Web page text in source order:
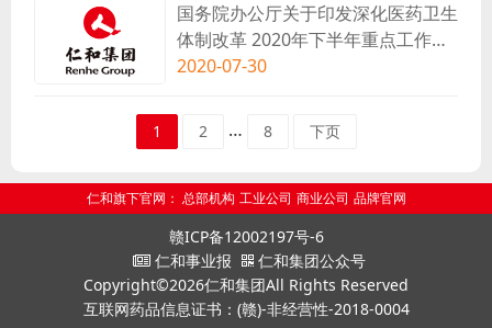
国务院办公厅关于印发深化医药卫生
体制改革 2020年下半年重点工作任
务的通知
2020-07-30
1 2 … 8 下页
仁和旗下官网： 总部机构 工业公司 商业公司 品牌官网
赣ICP备12002197号-6
仁和事业报
仁和集团公众号
Copyright©2026仁和集团All Rights Reserved
互联网药品信息证书：(赣)-非经营性-2018-0004